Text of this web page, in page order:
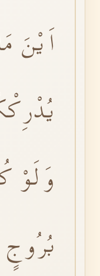
اَيْنَ
وَلَوْ